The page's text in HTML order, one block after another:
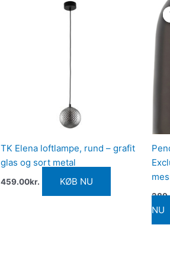
TK Elena loftlampe, rund – grafit
glas og sort metal
459.00kr. KØB NU
NU